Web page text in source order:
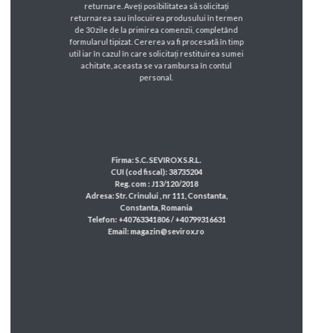
returnare. Aveți posibilitatea să solicitați
returnarea sau înlocuirea produsului în termen
de 30 zile de la primirea comenzii, completând
formularul tipizat. Cererea va fi procesată în timp
util iar în cazul în care solicitați restituirea sumei
achitate, aceasta se va rambursa în contul
personal.
Firma: S.C. SEVIROX S.R.L.
CUI (cod fiscal): 38735204
Reg. com : J13/120/2018
Adresa: Str. Crinului , nr 111, Constanta,
Constanta, Romania
Telefon: +40763341806 / +40799316631
Email: magazin@sevirox.ro